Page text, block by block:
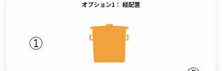
オプション1： 縦配置